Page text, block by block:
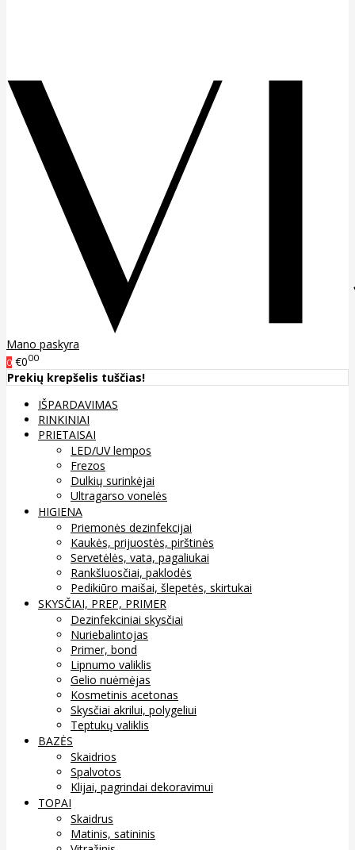
Mano paskyra
0 €000
Prekių krepšelis tuščias!
IŠPARDAVIMAS
RINKINIAI
PRIETAISAI
LED/UV lempos
Frezos
Dulkių surinkėjai
Ultragarso vonelės
HIGIENA
Priemonės dezinfekcijai
Kaukės, prijuostės, pirštinės
Servetėlės, vata, pagaliukai
Rankšluosčiai, paklodės
Pedikiūro maišai, šlepetės, skirtukai
SKYSČIAI, PREP, PRIMER
Dezinfekciniai skysčiai
Nuriebalintojas
Primer, bond
Lipnumo valiklis
Gelio nuėmėjas
Kosmetinis acetonas
Skysčiai akrilui, polygeliui
Teptukų valiklis
BAZĖS
Skaidrios
Spalvotos
Klijai, pagrindai dekoravimui
TOPAI
Skaidrus
Matinis, satininis